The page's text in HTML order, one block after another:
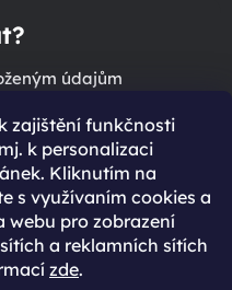
zajištění funkčnosti
k personalizaci
Kliknutím na
s využívaním cookies a
webu pro zobrazení
a reklamních sítích
zde.
údajům
slevy pro